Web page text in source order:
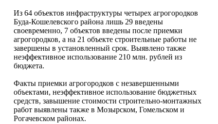
Из 64 объектов инфраструктуры четырех агрогородков
Буда-Кошелевского района лишь 29 введены
своевременно, 7 объектов введены после приемки
агрогородков, а на 21 объекте строительные работы не
завершены в установленный срок. Выявлено также
неэффективное использование 210 млн. рублей из
бюджета.
Факты приемки агрогородков с незавершенными
объектами, неэффективное использование бюджетных
средств, завышение стоимости строительно-монтажных
работ выявлены также в Мозырском, Гомельском и
Рогачевском районах.